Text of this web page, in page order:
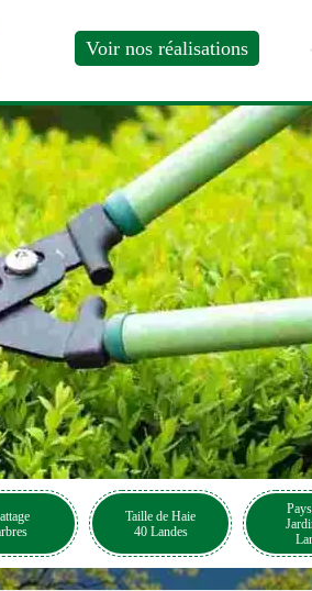
Voir nos réalisations
Taille de Haie
40 Landes